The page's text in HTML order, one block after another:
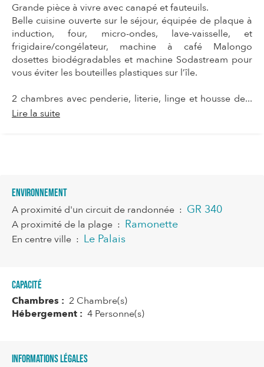
Grande pièce à vivre avec canapé et fauteuils.
Belle cuisine ouverte sur le séjour, équipée de plaque à
induction, four, micro-ondes, lave-vaisselle, et
frigidaire/congélateur, machine à café Malongo
dosettes biodégradables et machine Sodastream pour
vous éviter les bouteilles plastiques sur l’île.
2 chambres avec penderie, literie, linge et housse de...
Lire la suite
Environnement
A proximité d'un circuit de randonnée : GR 340
A proximité de la plage : Ramonette
En centre ville : Le Palais
Capacité
Chambres : 2 Chambre(s)
Hébergement : 4 Personne(s)
Informations légales